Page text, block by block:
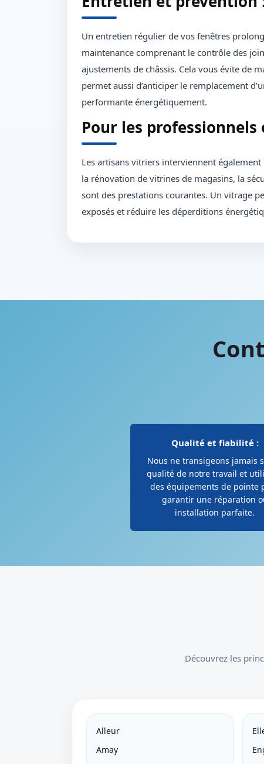
Un entretien régulier de vos fenêtres
maintenance comprenant le contrôle des
ajustements de châssis. Cela vous évite de
permet aussi d’anticiper le remplacement
performante énergétiquement.
Pour les
Les artisans vitriers interviennent
la rénovation de vitrines de magasins, la
sont des prestations courantes. Un vitrage
exposés et réduire les déperditions
Qualité et fiabilité :
Nous ne transigeons jamais
qualité de notre travail et
des équipements de pointe
garantir une réparation
installation parfaite.
Découvrez les
Alleur
Amay